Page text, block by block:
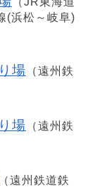
(浜松～岐阜)
場 （遠州鉄
場 （遠州鉄
（遠州鉄道鉄